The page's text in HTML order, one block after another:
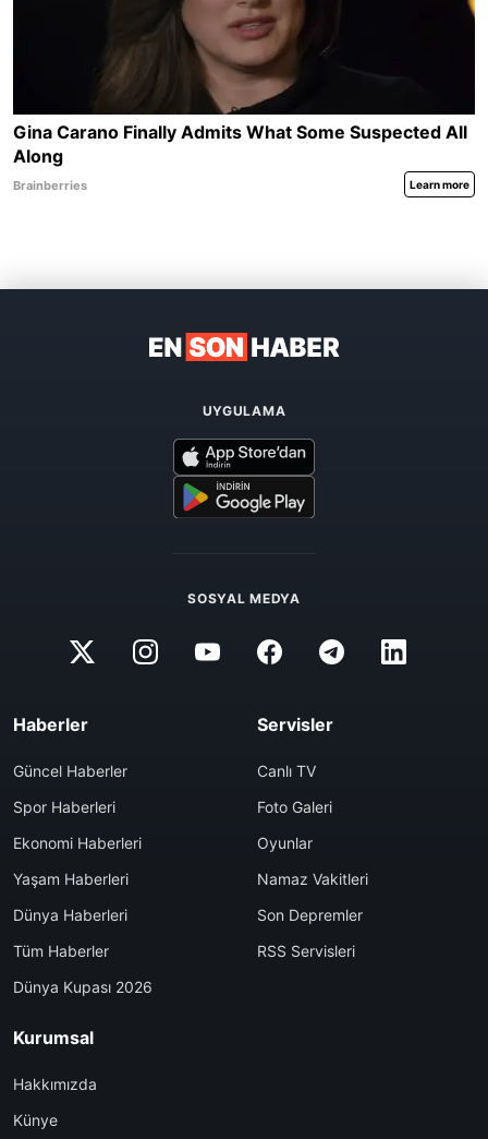
UYGULAMA
SOSYAL MEDYA
Haberler
Güncel Haberler
Spor Haberleri
Ekonomi Haberleri
Yaşam Haberleri
Dünya Haberleri
Tüm Haberler
Dünya Kupası 2026
Servisler
Canlı TV
Foto Galeri
Oyunlar
Namaz Vakitleri
Son Depremler
RSS Servisleri
Kurumsal
Hakkımızda
Künye